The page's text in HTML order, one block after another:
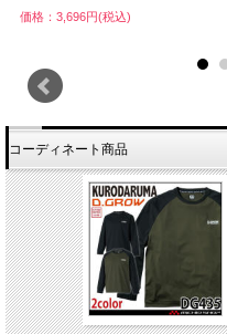
価格：3,696円(税込)
コーディネート商品